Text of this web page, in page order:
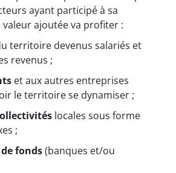
ayant participé à sa
ajoutée va profiter :
territoire devenus salariés et
revenus ;
et aux autres entreprises
le territoire se dynamiser ;
locales sous forme
;
fonds(banques et/ou